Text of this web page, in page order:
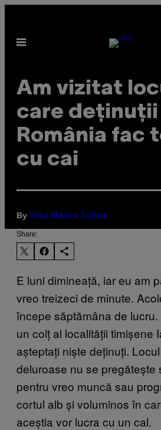
content
Open
Am vizitat
care deținuții
România fac
cu cai
By Vlad Marko Tollea
Share:
E luni dimineață, iar eu am
vreo treizeci de minute.
începe săptămâna de
un colț al localității timișene
așteptați niște deținuți.
deluroase nu se pregătește
pentru vreo muncă sau
cortul alb și voluminos în
aceștia vor lucra cu un cal.